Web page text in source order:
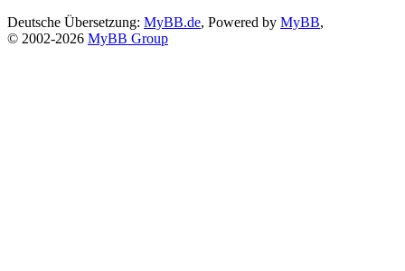
Deutsche Übersetzung: MyBB.de, Powered by MyBB,
© 2002-2026 MyBB Group